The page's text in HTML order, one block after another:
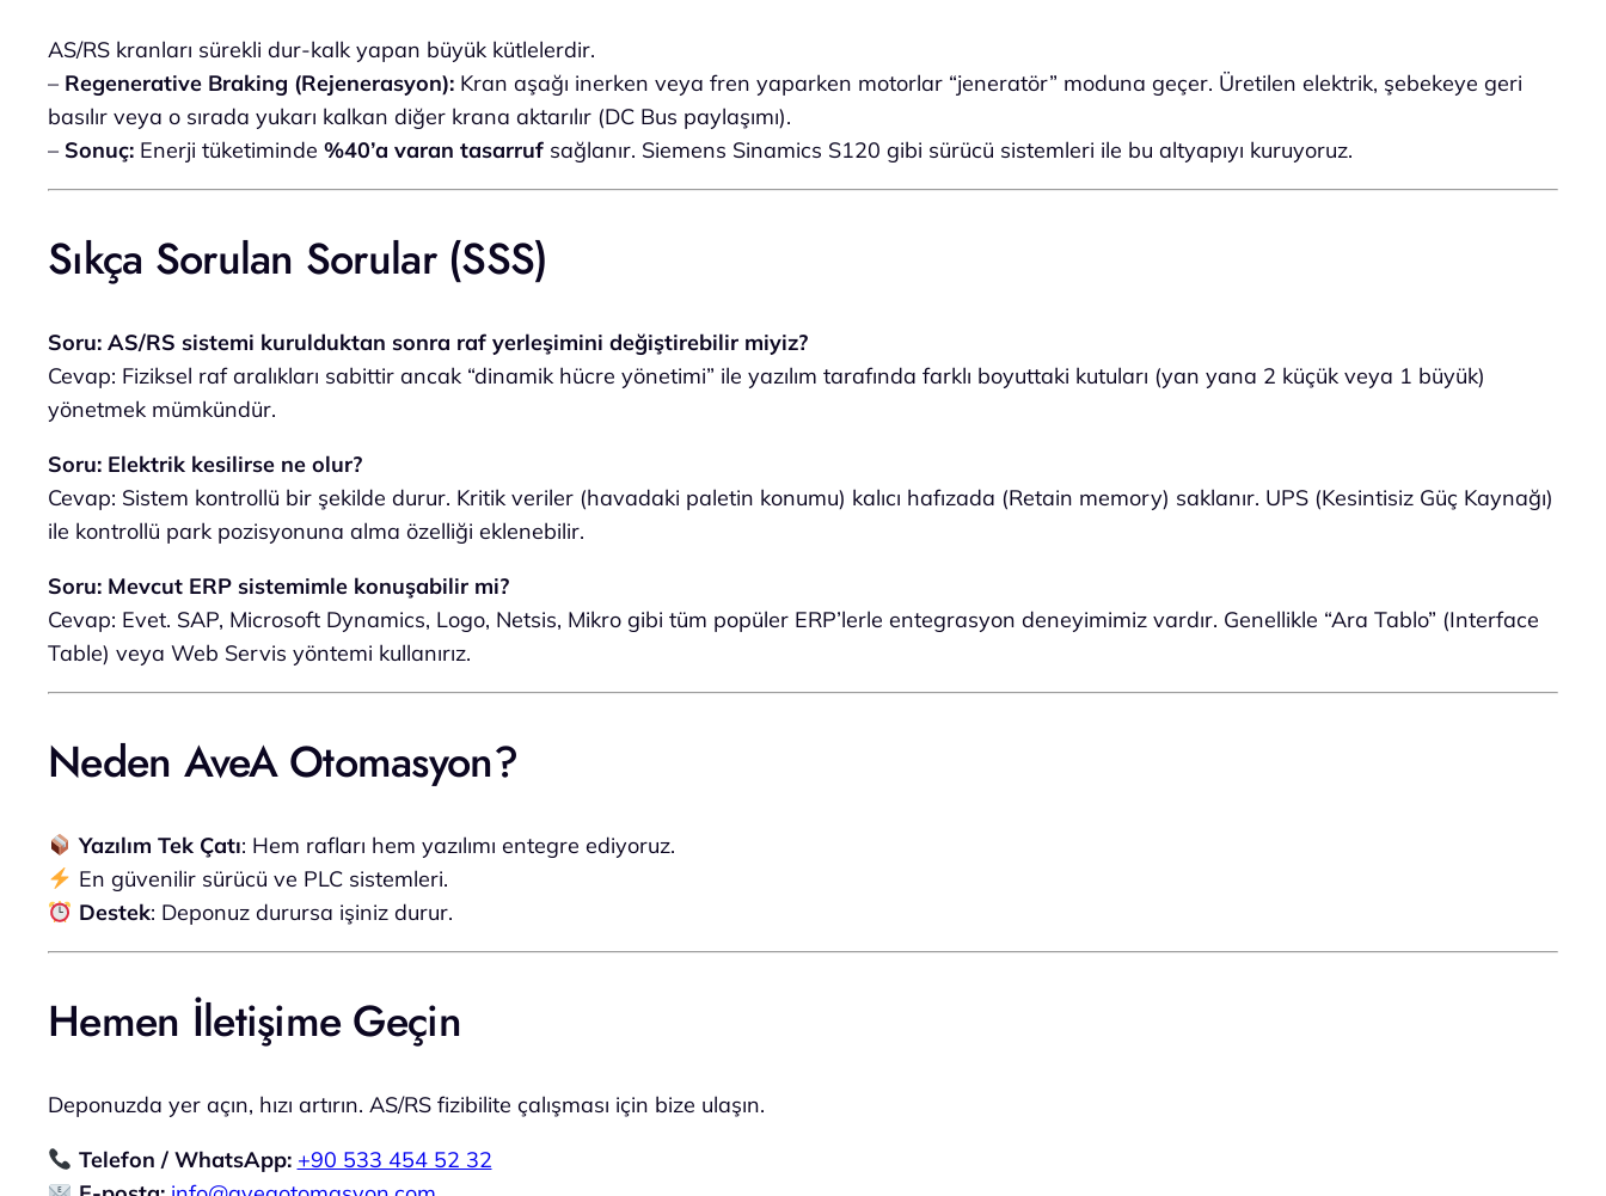
AS/RS kranları sürekli dur-kalk yapan büyük kütlelerdir.
– Regenerative Braking (Rejenerasyon): Kran aşağı inerken veya fren yaparken motorlar “jeneratör” moduna geçer. Üretilen elektrik, şebekeye geri
basılır veya o sırada yukarı kalkan diğer krana aktarılır (DC Bus paylaşımı).
– Sonuç: Enerji tüketiminde %40’a varan tasarruf sağlanır. Siemens Sinamics S120 gibi sürücü sistemleri ile bu altyapıyı kuruyoruz.
Sıkça Sorulan Sorular (SSS)
Soru: AS/RS sistemi kurulduktan sonra raf yerleşimini değiştirebilir miyiz?
Cevap: Fiziksel raf aralıkları sabittir ancak “dinamik hücre yönetimi” ile yazılım tarafında farklı boyuttaki kutuları (yan yana 2 küçük veya 1 büyük)
yönetmek mümkündür.
Soru: Elektrik kesilirse ne olur?
Cevap: Sistem kontrollü bir şekilde durur. Kritik veriler (havadaki paletin konumu) kalıcı hafızada (Retain memory) saklanır. UPS (Kesintisiz Güç Kaynağı)
ile kontrollü park pozisyonuna alma özelliği eklenebilir.
Soru: Mevcut ERP sistemimle konuşabilir mi?
Cevap: Evet. SAP, Microsoft Dynamics, Logo, Netsis, Mikro gibi tüm popüler ERP’lerle entegrasyon deneyimimiz vardır. Genellikle “Ara Tablo” (Interface
Table) veya Web Servis yöntemi kullanırız.
Neden AveA Otomasyon?
Yazılım Tek Çatı: Hem rafları hem yazılımı entegre ediyoruz.
En güvenilir sürücü ve PLC sistemleri.
Destek: Deponuz durursa işiniz durur.
Hemen İletişime Geçin
Deponuzda yer açın, hızı artırın. AS/RS fizibilite çalışması için bize ulaşın.
Telefon / WhatsApp: +90 533 454 52 32